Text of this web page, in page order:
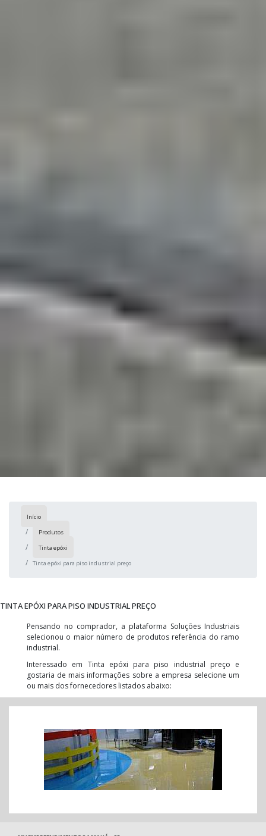
Início
Produtos
Tinta epóxi
Tinta epóxi para piso industrial preço
TINTA EPÓXI PARA PISO INDUSTRIAL PREÇO
Pensando no comprador, a plataforma Soluções Industriais
selecionou o maior número de produtos referência do ramo
industrial.
Interessado em Tinta epóxi para piso industrial preço e
gostaria de mais informações sobre a empresa selecione um
ou mais dos fornecedores listados abaixo: